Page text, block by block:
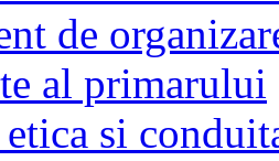
de
al primarului
si